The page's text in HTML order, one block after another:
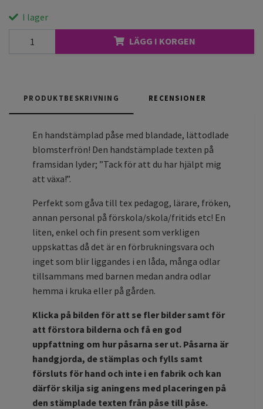
I lager
LÄGG I KORGEN
PRODUKTBESKRIVNING RECENSIONER
En handstämplad påse med blandade, lättodlade
blomsterfrön! Den handstämplade texten på
framsidan lyder; ”Tack för att du har hjälpt mig
att växa!”.
Perfekt som gåva till tex pedagog, lärare, fröken,
annan personal på förskola/skola/fritids etc! En
liten, enkel och fin present som verkligen
uppskattas då det är en förbrukningsvara och
inget som blir liggandes i en låda, många odlar
tillsammans med barnen medan andra odlar
hemma i kruka eller på gården.
Klicka på bilden för att se fler bilder samt för
att förstora bilderna och få en god
uppfattning om hur påsarna ser ut. Påsarna är
handgjorda, de stämplas och fylls samt
försluts för hand och inte i en fabrik och kan
därför skilja sig aningens med placeringen på
den stämplade texten från påse till påse.